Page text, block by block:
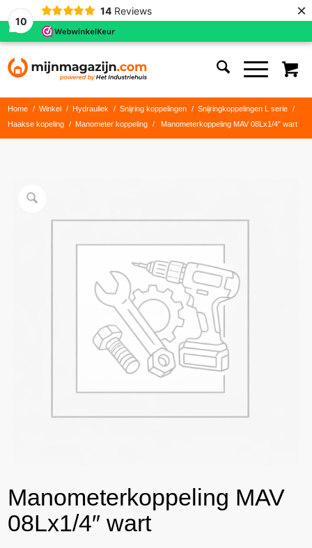
10
14 Reviews ×
Home / Winkel / Hydrauliek / Snijring koppelingen / Snijringkoppelingen L serie
/
Haakse kopeling
/ Manometer koppeling / Manometerkoppeling MAV 08Lx1/4″ wart
Manometerkoppeling MAV
08Lx1/4″ wart